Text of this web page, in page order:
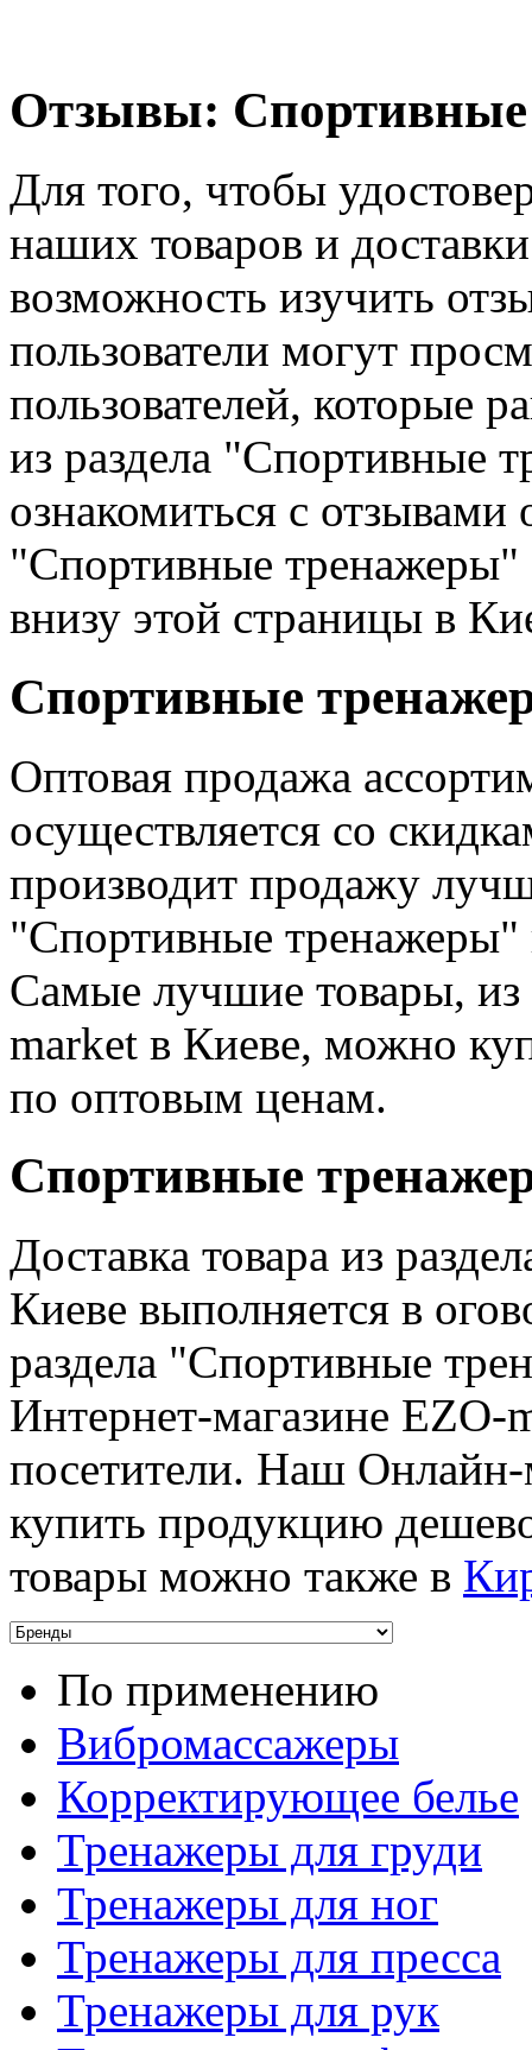
Отзывы: Спортивные
Для того, чтобы
наших товаров и
возможность изучить
пользователи могут
пользователей, которые
из раздела "Спортивные
ознакомиться с отзывами
"Спортивные тренажеры"
внизу этой страницы в
Спортивные
Оптовая продажа
осуществляется со
производит продажу
"Спортивные тренажеры"
Самые лучшие товары, из
market в Киеве, можно
по оптовым ценам.
Спортивные
Доставка товара из
Киеве выполняется в
раздела "Спортивные
Интернет-магазине EZO-
посетители. Наш Онлайн-
купить продукцию
товары можно также в
По применению
Вибромассажеры
Корректирующее белье
Тренажеры для груди
Тренажеры для ног
Тренажеры для пресса
Тренажеры для рук